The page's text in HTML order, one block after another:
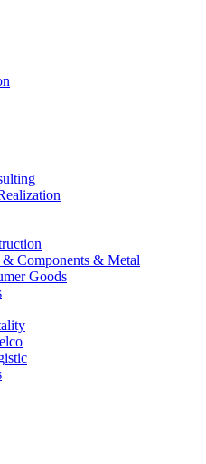
Components & Metal
Goods